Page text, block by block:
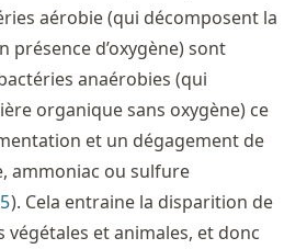
aérobie (qui décomposent la
présence d’oxygène) sont
anaérobies (qui
organique sans oxygène) ce
et un dégagement de
ammoniac ou sulfure
5). Cela entraine la disparition de
végétales et animales, et donc